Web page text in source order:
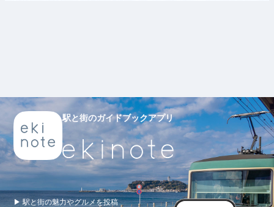
駅と街のガイドブックアプリ
▶ 駅と街の魅力やグルメを投稿